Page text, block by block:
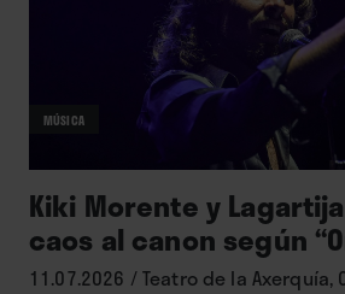
MÚSICA
Kiki Morente y
caos al canon según
11.07.2026 / Teatro de la Axerquía,